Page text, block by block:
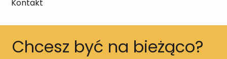
Kontakt
Chcesz być na bieżąco?